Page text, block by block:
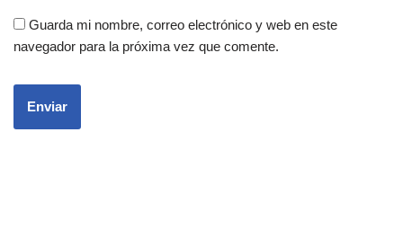
Guarda mi nombre, correo electrónico y web en este
navegador para la próxima vez que comente.